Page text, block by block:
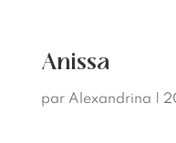
Anissa
par Alexandrina